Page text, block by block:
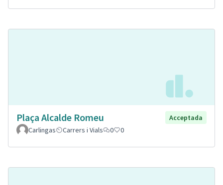
Plaça Alcalde Romeu
Acceptada
Carlingas
Carrers i Vials 0 0